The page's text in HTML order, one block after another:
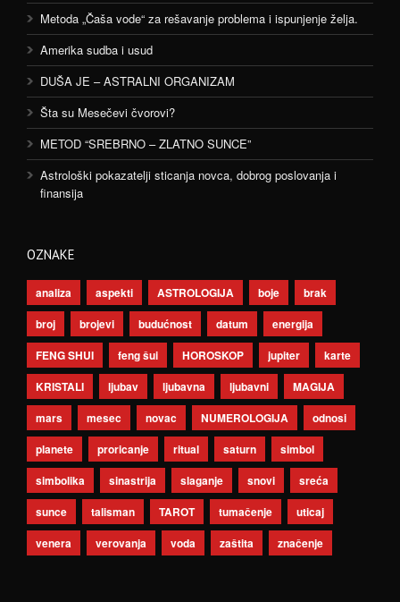
Metoda „Čaša vode“ za rešavanje problema i ispunjenje želja.
Amerika sudba i usud
DUŠA JE – ASTRALNI ORGANIZAM
Šta su Mesečevi čvorovi?
METOD “SREBRNO – ZLATNO SUNCE”
Astrološki pokazatelji sticanja novca, dobrog poslovanja i
finansija
OZNAKE
analiza aspekti ASTROLOGIJA boje
brak
broj
brojevi budućnost datum
energija
FENG SHUI
feng šui HOROSKOP jupiter
karte
KRISTALI
ljubav ljubavna ljubavni
MAGIJA
mars
mesec novac NUMEROLOGIJA
odnosi
planete
proricanje ritual saturn
simbol
simbolika
sinastrija slaganje snovi
sreća
sunce
talisman TAROT tumačenje
uticaj
venera
verovanja voda zaštita značenje